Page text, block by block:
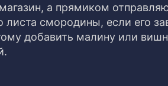
а прямиком
смородины, если его
добавить малину или